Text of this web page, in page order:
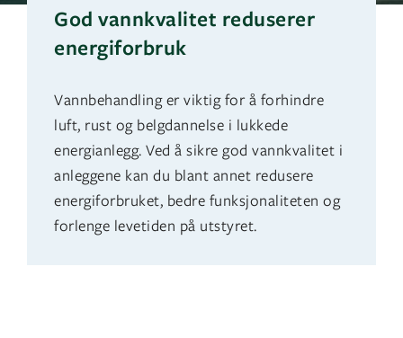
God vannkvalitet reduserer
energiforbruk
Vannbehandling er viktig for å forhindre
luft, rust og belgdannelse i lukkede
energianlegg. Ved å sikre god vannkvalitet i
anleggene kan du blant annet redusere
energiforbruket, bedre funksjonaliteten og
forlenge levetiden på utstyret.